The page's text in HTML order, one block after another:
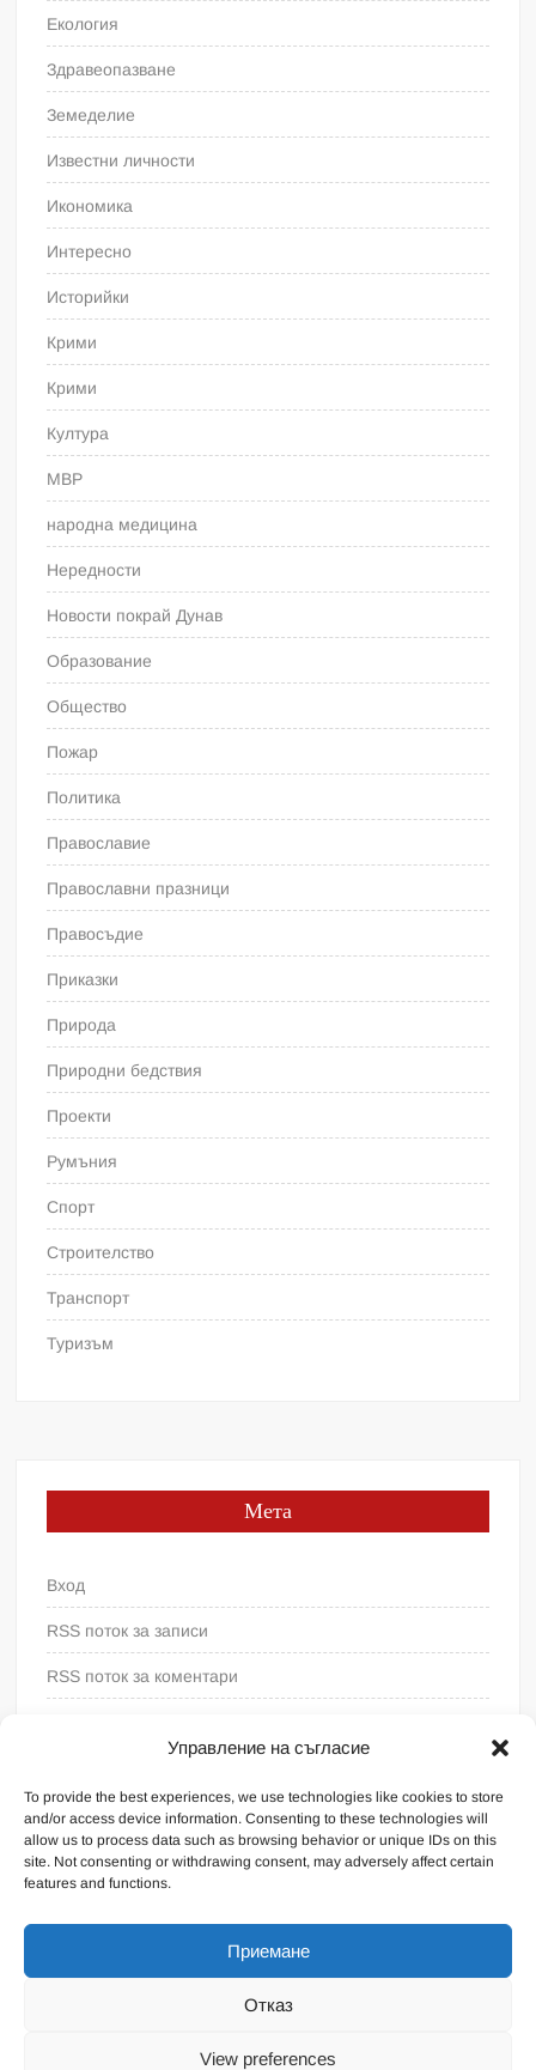
Управление на съгласие
To provide the best experiences, we use technologies like cookies to store
and/or access device information. Consenting to these technologies will
allow us to process data such as browsing behavior or unique IDs on this
site. Not consenting or withdrawing consent, may adversely affect certain
features and functions.
Приемане
Отказ
View preferences
Екология
Здравеопазване
Земеделие
Известни личности
Икономика
Интересно
Историйки
Крими
Крими
Култура
МВР
народна медицина
Нередности
Новости покрай Дунав
Образование
Общество
Пожар
Политика
Православие
Православни празници
Правосъдие
Приказки
Природа
Природни бедствия
Проекти
Румъния
Спорт
Строителство
Транспорт
Туризъм
Мета
Вход
RSS поток за записи
RSS поток за коментари
Proudly powered by WordPress |Theme: FreeNews